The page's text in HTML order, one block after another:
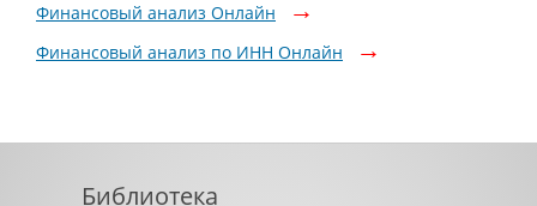
Финансовый анализ Онлайн
Финансовый анализ по ИНН Онлайн
Библиотека